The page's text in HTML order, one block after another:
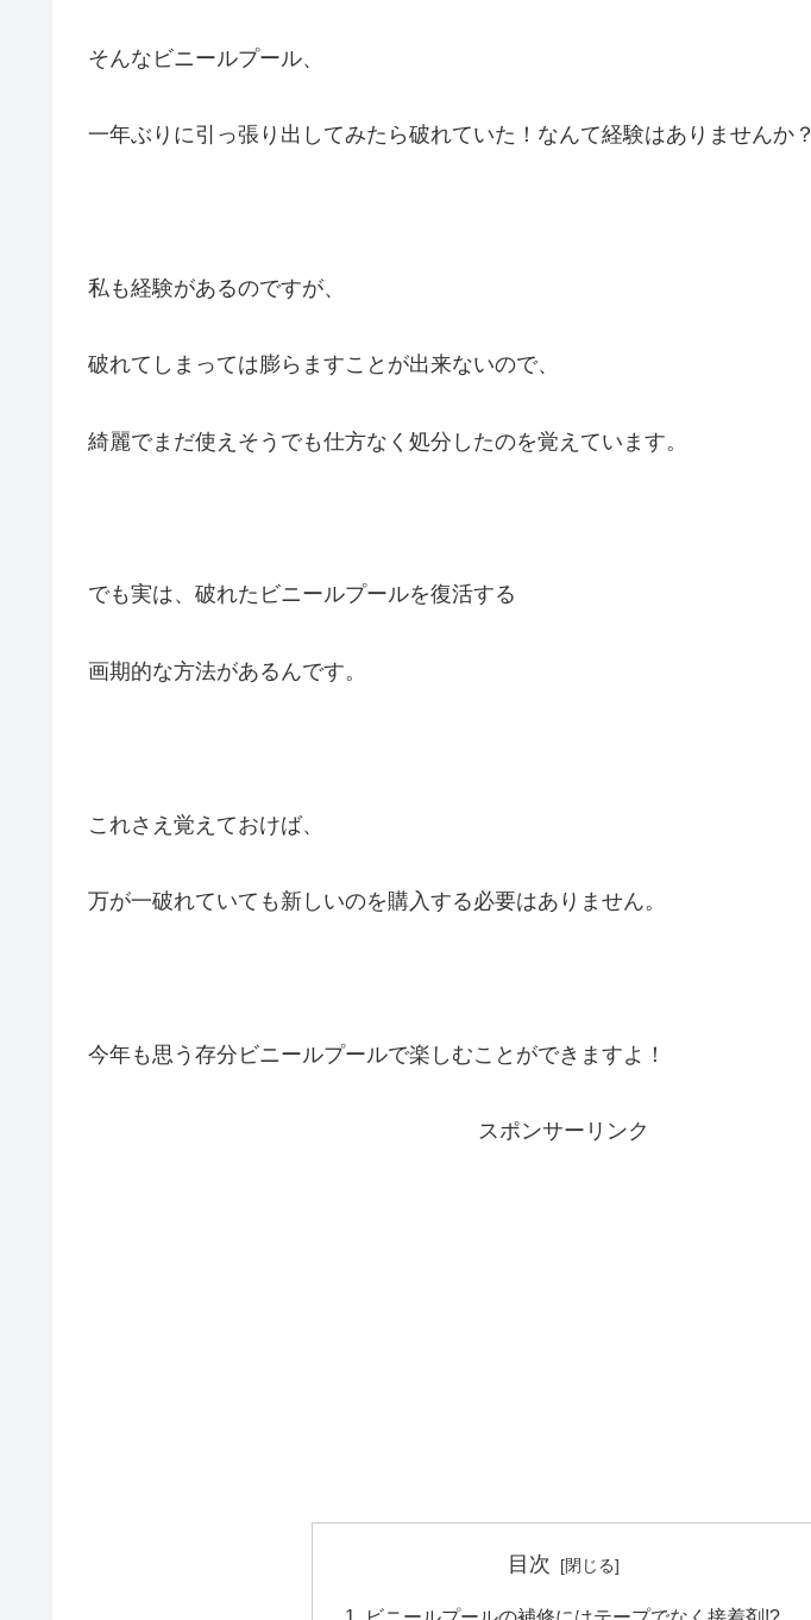
そんなビニールプール、
一年ぶりに引っ張り出してみたら破れていた！なんて経験はありませんか？
私も経験があるのですが、
破れてしまっては膨らますことが出来ないので、
綺麗でまだ使えそうでも仕方なく処分したのを覚えています。
でも実は、破れたビニールプールを復活する
画期的な方法があるんです。
これさえ覚えておけば、
万が一破れていても新しいのを購入する必要はありません。
今年も思う存分ビニールプールで楽しむことができますよ！
スポンサーリンク
目次